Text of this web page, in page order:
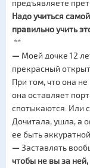
предъявляете
Надо учиться
правильно учить
**
— Моей дочке 12
прекрасный
При том, что она
она оставляет
спотыкаются. Или
Дочитала, ушла, а
ее быть
— Заставлять
чтобы не вы за